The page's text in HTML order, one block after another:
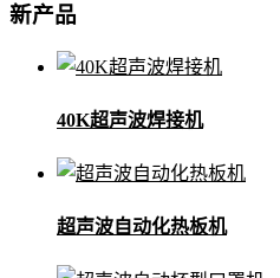
新产品
40K超声波焊接机
超声波自动化热板机